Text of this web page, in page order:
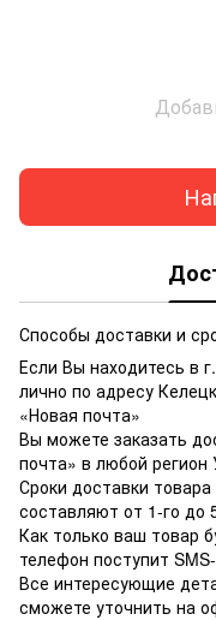
Способы доставки и
Если Вы находитесь в
лично по адресу
«Новая почта»
Вы можете заказать
почта» в любой регион
Сроки доставки
составляют от 1-го до
Как только ваш товар
телефон поступит
Все интересующие
сможете уточнить на